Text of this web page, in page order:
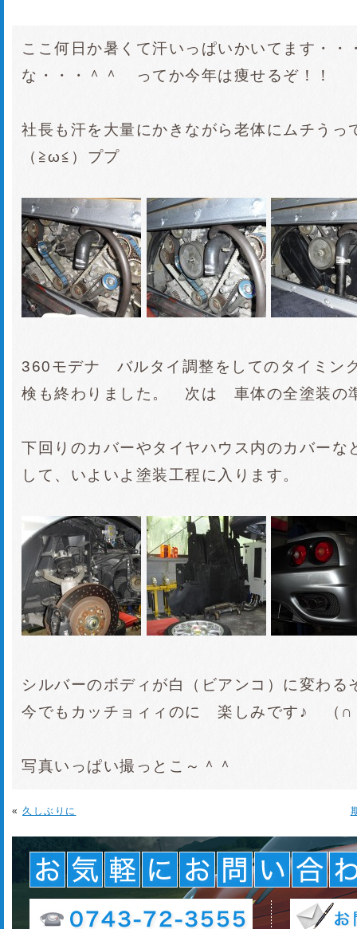
ここ何日か暑くて汗いっぱいかいてます・・
な・・・＾＾ ってか今年は痩せるぞ！！
社長も汗を大量にかきながら老体にムチうっ
（≧ω≦）ププ
360モデナ バルタイ調整をしてのタイミン
検も終わりました。 次は 車体の全塗装の
下回りのカバーやタイヤハウス内のカバーな
して、いよいよ塗装工程に入ります。
シルバーのボディが白（ビアンコ）に変わ
今でもカッチョィィのに 楽しみです♪ （∩
写真いっぱい撮っとこ～＾＾
« 久しぶりに